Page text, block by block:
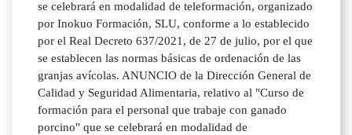
se celebrará en modalidad de teleformación, organizado
por Inokuo Formación, SLU, conforme a lo establecido
por el Real Decreto 637/2021, de 27 de julio, por el que
se establecen las normas básicas de ordenación de las
granjas avícolas. ANUNCIO de la Dirección General de
Calidad y Seguridad Alimentaria, relativo al "Curso de
formación para el personal que trabaje con ganado
porcino" que se celebrará en modalidad de